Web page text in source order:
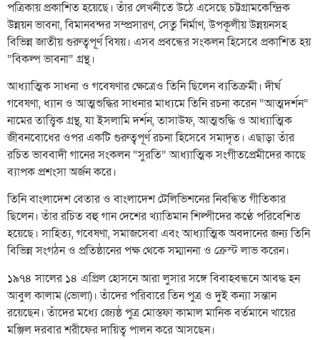
পত্রিকায় প্রকাশিত হয়েছে। তাঁর লেখনীতে উঠে এসেছে চট্টগ্রামকেন্দ্রিক
উন্নয়ন ভাবনা, বিমানবন্দর সম্প্রসারণ, সেতু নির্মাণ, উপকূলীয় উন্নয়নসহ
বিভিন্ন জাতীয় গুরুত্বপূর্ণ বিষয়। এসব প্রবন্ধের সংকলন হিসেবে প্রকাশিত হয়
“বিকল্প ভাবনা” গ্রন্থ।
আধ্যাত্মিক সাধনা ও গবেষণার ক্ষেত্রেও তিনি ছিলেন ব্যতিক্রমী। দীর্ঘ
গবেষণা, ধ্যান ও আত্মশুদ্ধির সাধনার মাধ্যমে তিনি রচনা করেন “আত্মদর্শন”
নামের তাত্ত্বিক গ্রন্থ, যা ইসলামি দর্শন, তাসাউফ, আত্মশুদ্ধি ও আধ্যাত্মিক
জীবনবোধের ওপর একটি গুরুত্বপূর্ণ রচনা হিসেবে সমাদৃত। এছাড়া তাঁর
রচিত ভাববাদী গানের সংকলন “সুরতি” আধ্যাত্মিক সংগীতপ্রেমীদের কাছে
ব্যাপক প্রশংসা অর্জন করে।
তিনি বাংলাদেশ বেতার ও বাংলাদেশ টেলিভিশনের নিবন্ধিত গীতিকার
ছিলেন। তাঁর রচিত বহু গান দেশের খ্যাতিমান শিল্পীদের কণ্ঠে পরিবেশিত
হয়েছে। সাহিত্য, গবেষণা, সমাজসেবা এবং আধ্যাত্মিক অবদানের জন্য তিনি
বিভিন্ন সংগঠন ও প্রতিষ্ঠানের পক্ষ থেকে সম্মাননা ও ক্রেস্ট লাভ করেন।
১৯৭৪ সালের ১৪ এপ্রিল হোসনে আরা লুসার সঙ্গে বিবাহবন্ধনে আবদ্ধ হন
আবুল কালাম (ভোলা)। তাঁদের পরিবারে তিন পুত্র ও দুই কন্যা সন্তান
রয়েছেন। তাঁদের মধ্যে জ্যেষ্ঠ পুত্র মোস্তফা কামাল মানিক বর্তমানে খায়ের
মঞ্জিল দরবার শরীফের দায়িত্ব পালন করে আসছেন।